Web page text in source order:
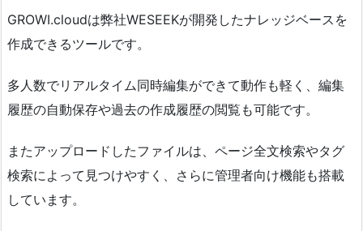
GROWI.cloudは弊社WESEEKが開発したナレッジベースを
作成できるツールです。
多人数でリアルタイム同時編集ができて動作も軽く、編集
履歴の自動保存や過去の作成履歴の閲覧も可能です。
またアップロードしたファイルは、ページ全文検索やタグ
検索によって見つけやすく、さらに管理者向け機能も搭載
しています。